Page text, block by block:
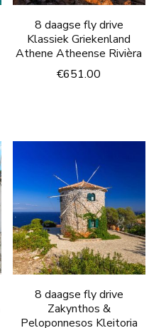
8 daagse fly drive
Klassiek Griekenland
Athene Atheense Rivièra
€651.00
8 daagse fly drive
Zakynthos &
Peloponnesos Kleitoria